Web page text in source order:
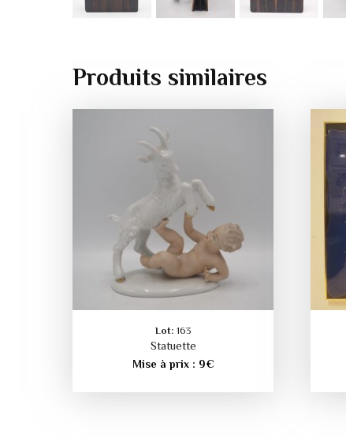
Produits similaires
Lot: 163
Statuette
Mise à prix : 9€